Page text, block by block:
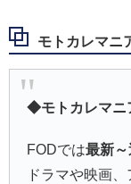
モトカレマニ
◆モトカレマニ
FODでは最新
ドラマや映画